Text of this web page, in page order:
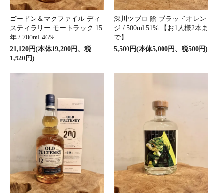
ゴードン＆マクファイル ディ
スティラリー モートラック 15
年 / 700ml 46%
21,120円(本体19,200円、税
1,920円)
深川ツブロ 陰 ブラッドオレン
ジ / 500ml 51% 【お1人様2本ま
で】
5,500円(本体5,000円、税500円)